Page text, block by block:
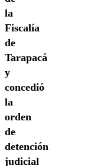
la
Fiscalía
de
Tarapacá
y
concedió
la
orden
de
detención
judicial